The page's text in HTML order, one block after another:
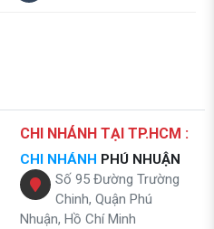
CHI NHÁNH TẠI TP.HCM :
CHI NHÁNH PHÚ NHUẬN
Số 95 Đường Trường
Chinh, Quận Phú
Nhuận, Hồ Chí Minh